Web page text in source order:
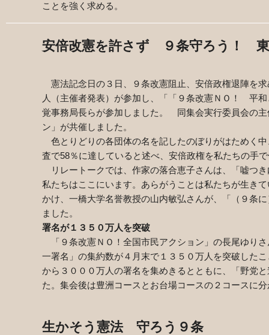
ことを強く求める。
安倍改憲を許さず ９条守ろう！ 東
憲法記念日の３日、９条改憲阻止、安倍政権退陣を
人（主催者発表）が参加し、「「９条改憲ＮＯ！ 平
覚事務局長らが参加しました。 同集会実行委員会の
ン」が共催しました。
色とりどりの各団体の名を記したのぼりがはためく
査で58％に達していると述べ、安倍政権を私たちの手
リレートークでは、作家の落合恵子さんは、「嘘つ
私たちはここにいます。あらがうことは私たちが生き
かけ、一橋大学名誉教授の山内敏弘さんが、「（９条
ました。
署名が１３５０万人を突破
「９条改憲ＮＯ！全国市民アクション」の長尾ゆり
一署名」の集約数が４月末で１３５０万人を突破した
から３０００万人の署名を集めきるとともに、「野党
た。集会後は豊洲コースとお台場コースの２コースに
生かそう憲法 守ろう９条